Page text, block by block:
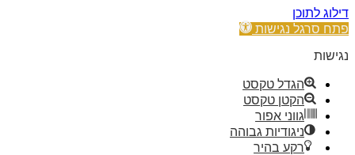
דילוג לתוכן
פתח סרגל נגישות
נגישות
הגדל טקסט
הקטן טקסט
גווני אפור
ניגודיות גבוהה
רקע בהיר